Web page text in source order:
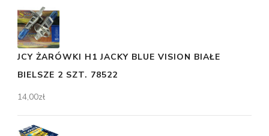
JCY ŻARÓWKI H1 JACKY BLUE VISION BIAŁE
BIELSZE 2 SZT. 78522
14,00zł